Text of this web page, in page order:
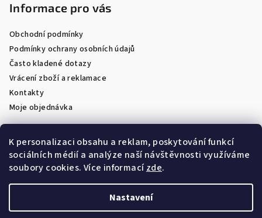
K personalizaci obsahu a reklam, poskytování funkcí
sociálních médií a analýze naší návštěvnosti využíváme
soubory cookies. Více informacízde.
Nastavení
Informace pro vás
Obchodní podmínky
Podmínky ochrany osobních údajů
Často kladené dotazy
Vrácení zboží a reklamace
Kontakty
Moje objednávka
Facebook